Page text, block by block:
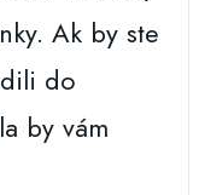
Ak by ste
do
by vám